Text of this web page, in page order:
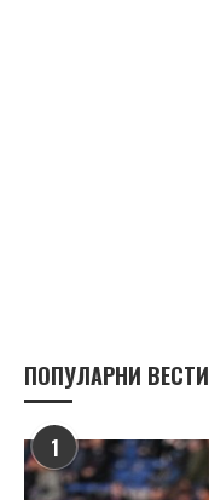
ПОПУЛАРНИ ВЕСТИ
1